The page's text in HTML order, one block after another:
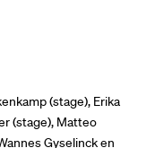
(stage), Erika
(stage), Matteo
Gyselinck en